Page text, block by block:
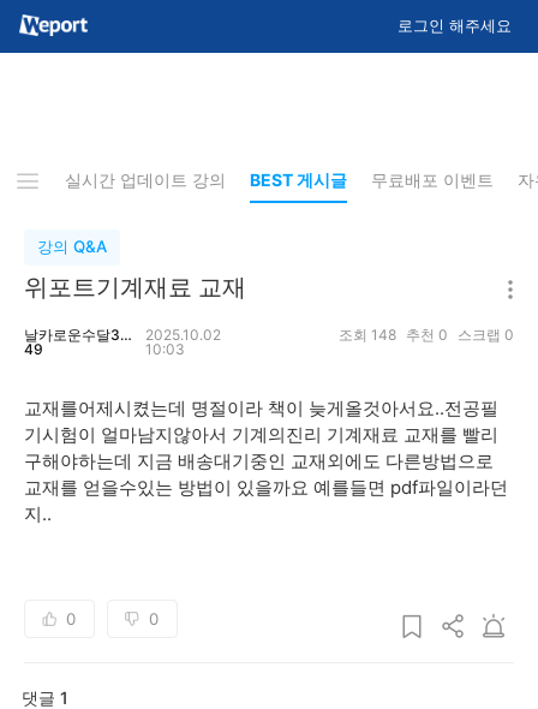
로그인 해주세요
사항 실시간 업데이트 강의 BEST 게시글 무료배포 이벤트
강의 Q&A
위포트기계재료 교재
날카로운수달39
49
2025.10.02
10:03
조회 148 추천 0 스크랩 0
교재를어제시켰는데 명절이라 책이 늦게올것아서요..전공필
기시험이 얼마남지않아서 기계의진리 기계재료 교재를 빨리
구해야하는데 지금 배송대기중인 교재외에도 다른방법으로
교재를 얻을수있는 방법이 있을까요 예를들면 pdf파일이라던
지..
0 0
댓글 1